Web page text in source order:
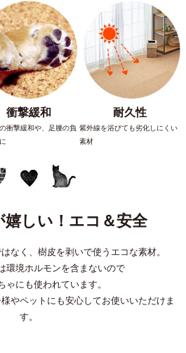
衝撃緩和 耐久性
衝撃緩和や、足腰の負 紫外線を浴びても劣化しにくい
素材
しい！エコ＆安全
なく、樹皮を剥いで使うエコな素材。
環境ホルモンを含まないので
ゃにも使われています。
やペットにも安心してお使いいただけま
す。